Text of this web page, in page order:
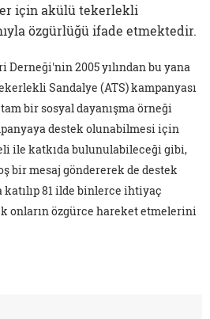
için akülü tekerlekli
özgürlüğü ifade etmektedir.
2005 yılından bu yana
Sandalye (ATS) kampanyası
bir sosyal dayanışma örneği
destek olunabilmesi için
ile katkıda bulunulabileceği gibi,
bir mesaj göndererek de destek
81 ilde binlerce ihtiyaç
onların özgürce hareket etmelerini